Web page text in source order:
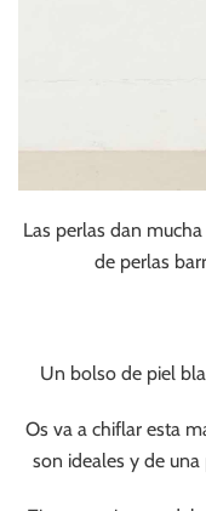
Las perlas dan
de perlas
Un bolso de piel
Os va a chiflar esta
son ideales y de una